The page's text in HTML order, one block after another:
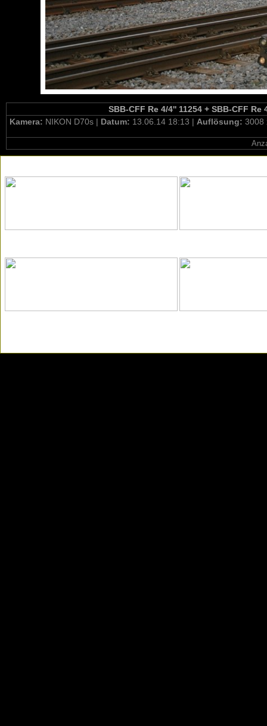
SBB-CFF Re 4/4'' 11254 + SBB-CFF
Kamera: NIKON D70s | Datum: 13.06.14 18:13 | Auflösung: 3008